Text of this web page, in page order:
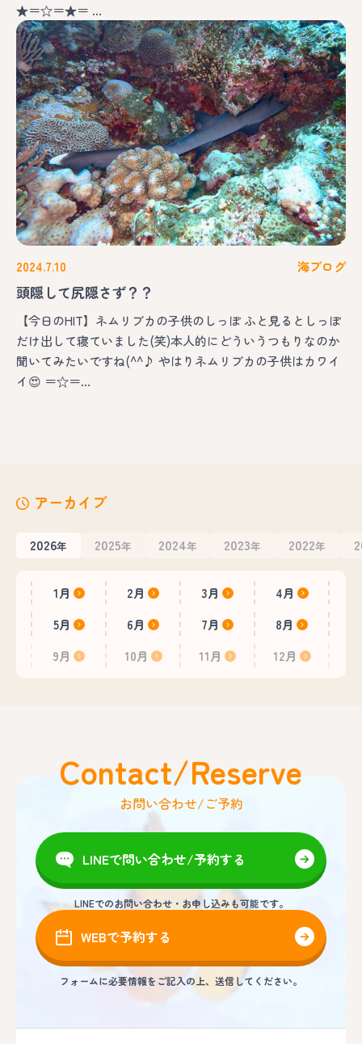
★＝☆＝★＝ …
2024.7.10 海ブログ
頭隠して尻隠さず？？
【今日のHIT】ネムリブカの子供のしっぽ ふと見るとしっぽ
だけ出して寝ていました(笑)本人的にどういうつもりなのか
聞いてみたいですね(^^♪ やはりネムリブカの子供はカワイ
イ😍 ＝☆＝…
アーカイブ
2026年 2025年 2024年 2023年 2022年
1月 2月 3月
4月
5月
6月 7月
8月
9月
10月 11月 12月
Contact/Reserve
お問い合わせ/ご予約
LINEで問い合わせ/予約する
LINEでのお問い合わせ・お申し込みも可能です。
WEBで予約する
フォームに必要情報をご記入の上、送信してください。